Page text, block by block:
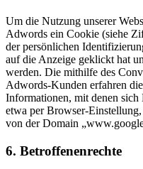
Um die Nutzung unserer
Adwords ein Cookie (siehe
der persönlichen
auf die Anzeige geklickt hat
werden. Die mithilfe des
Adwords-Kunden erfahren
Informationen, mit denen sich
etwa per Browser-
von der Domain
6. Betroffenenrechte